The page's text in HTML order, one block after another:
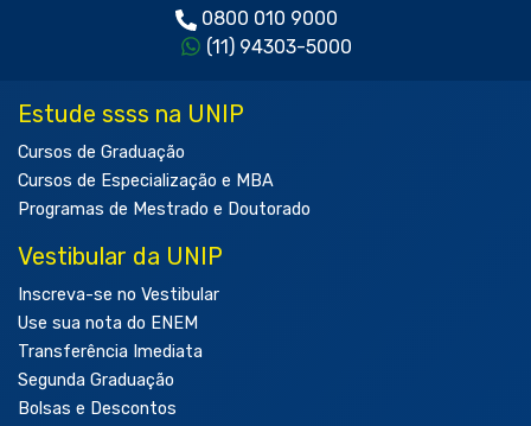
0800 010 9000
(11) 94303-5000
Estude ssss na UNIP
Cursos de Graduação
Cursos de Especialização e MBA
Programas de Mestrado e Doutorado
Vestibular da UNIP
Inscreva-se no Vestibular
Use sua nota do ENEM
Transferência Imediata
Segunda Graduação
Bolsas e Descontos